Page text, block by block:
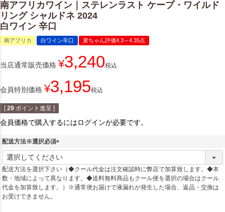
南アフリカワイン｜ステレンラスト ケープ・ワイルド
リング シャルドネ 2024
白ワイン 辛口
南アフリカ 白ワイン辛口 麦ちゃん評価4.3～4.35点
当店通常販売価格 ¥3,240税込
会員特別価格 ¥3,195税込
[ 29 ポイント進呈 ]
会員価格で購入するにはログインが必要です。
配送方法※選択必須
(
必
須
)
配送方法を選択下さい（◆クール代金は注文確認時に弊店で加算致します。◆本
数・地域によって異なります。◆送料無料商品もクール便を選択の場合はクール
代金を加算致します。）※通常便お届けで液漏れが発生した場合、返品・交換は
お受けできません。